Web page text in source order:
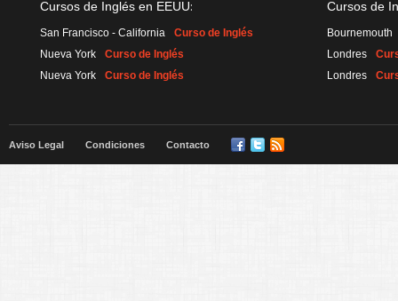
Cursos de Inglés en EEUU:
San Francisco - California
Curso de Inglés
Nueva York
Curso de Inglés
Nueva York
Curso de Inglés
Cursos de
Bournemouth
Londres
Londres
Aviso Legal Condiciones Contacto